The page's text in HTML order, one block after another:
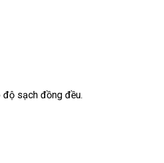
sạch đồng đều.